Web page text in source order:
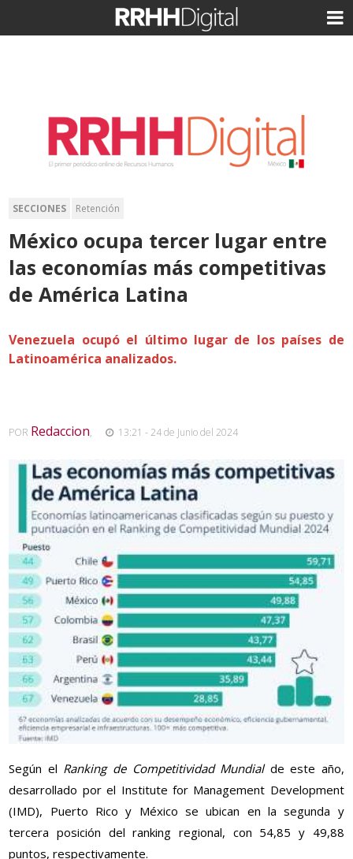
SECCIONES Retención
México ocupa tercer lugar entre
las economías más competitivas
de América Latina
Venezuela ocupó el último lugar de los países de
Latinoamérica analizados.
POR Redaccion, 13:21 - 24 de Junio del 2024
Según el Ranking de Competitividad Mundialde este año,
desarrollado por el Institute for Management Development
(IMD), Puerto Rico y México se ubican en la segunda y
tercera posición del ranking regional, con 54,85 y 49,88
puntos, respectivamente.